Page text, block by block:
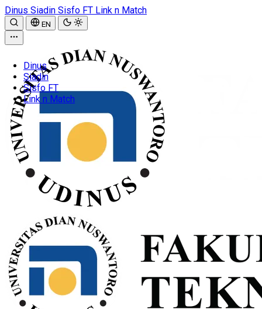
Dinus Siadin Sisfo FT Link n Match
EN
Dinus
Siadin
Sisfo FT
Link n Match